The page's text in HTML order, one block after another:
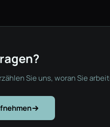
Sie uns, woran Sie